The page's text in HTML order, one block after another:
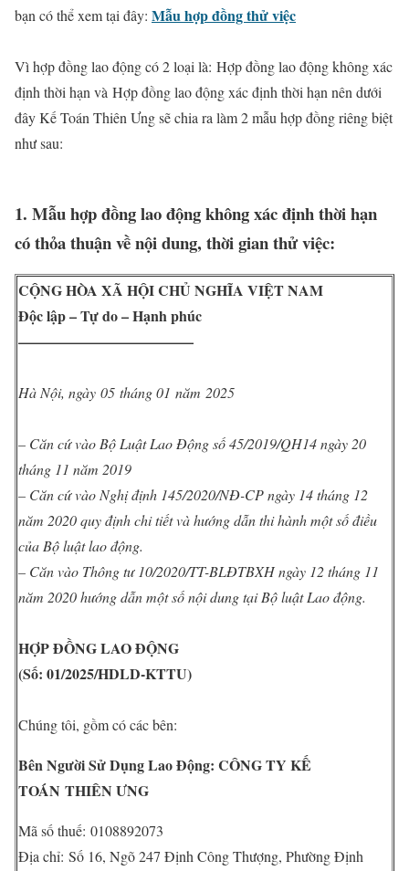
bạn có thể xem tại đây: Mẫu hợp đồng thử việc
Vì hợp đồng lao động có 2 loại là: Hợp đồng lao động không xác
định thời hạn và Hợp đồng lao động xác định thời hạn nên dưới
đây Kế Toán Thiên Ưng sẽ chia ra làm 2 mẫu hợp đồng riêng biệt
như sau:
1. Mẫu hợp đồng lao động không xác định thời hạn
có thỏa thuận về nội dung, thời gian thử việc:
CỘNG HÒA XÃ HỘI CHỦ NGHĨA VIỆT NAM
Độc lập – Tự do – Hạnh phúc
————————————
Hà Nội, ngày 05 tháng 01 năm 2025
– Căn cứ vào Bộ Luật Lao Động số 45/2019/QH14 ngày 20
tháng 11 năm 2019
– Căn cứ vào Nghị định 145/2020/NĐ-CP ngày 14 tháng 12
năm 2020 quy định chi tiết và hướng dẫn thi hành một số điều
của Bộ luật lao động.
– Căn vào Thông tư 10/2020/TT-BLĐTBXH ngày 12 tháng 11
năm 2020 hướng dẫn một số nội dung tại Bộ luật Lao động.
HỢP ĐỒNG LAO ĐỘNG
(Số: 01/2025/HDLD-KTTU)
Chúng tôi, gồm có các bên:
Bên Người Sử Dụng Lao Động: CÔNG TY KẾ
TOÁN THIÊN ƯNG
Mã số thuế: 0108892073
Địa chỉ: Số 16, Ngõ 247 Định Công Thượng, Phường Định